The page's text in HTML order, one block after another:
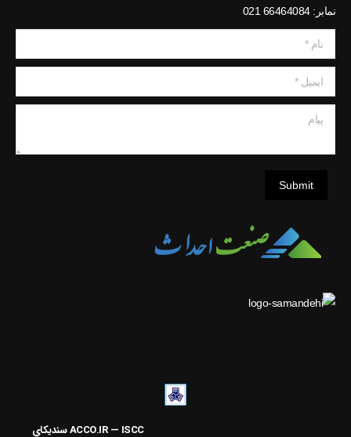
نمابر: 66464084 021
نام *
ایمیل *
Submit
ACCO.IR — ISCC سنديکاي